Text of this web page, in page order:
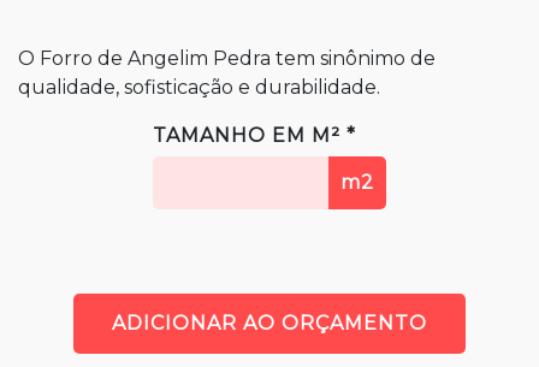
O Forro de Angelim Pedra tem sinônimo de
qualidade, sofisticação e durabilidade.
TAMANHO EM M² *
m2
ADICIONAR AO ORÇAMENTO